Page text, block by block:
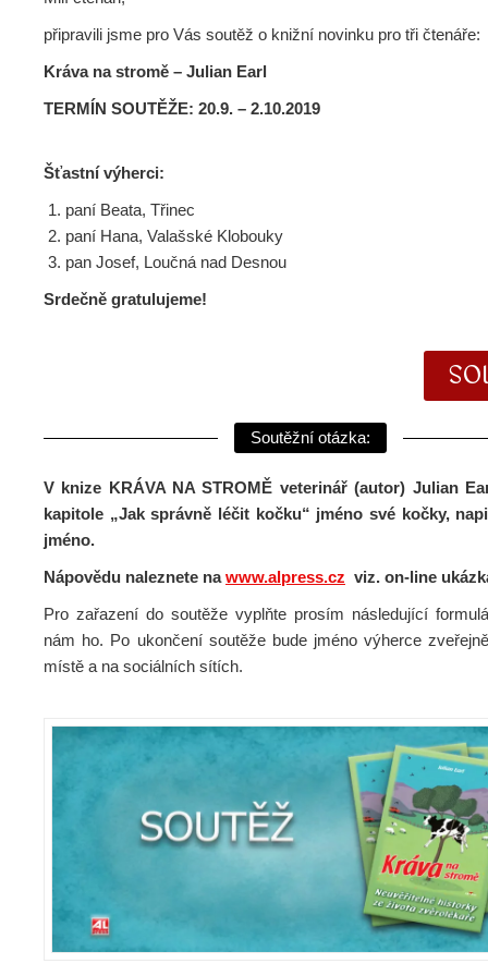
připravili jsme pro Vás soutěž o knižní novinku pro tři čtenáře:
Kráva na stromě – Julian Earl
TERMÍN SOUTĚŽE: 20.9. – 2.10.2019
Šťastní výherci:
paní Beata, Třinec
paní Hana, Valašské Klobouky
pan Josef, Loučná nad Desnou
Srdečně gratulujeme!
Soutěžní otázka:
V knize KRÁVA NA STROMĚ veterinář (autor) Julian
kapitole „Jak správně léčit kočku“ jméno své kočky,
jméno.
Nápovědu naleznete nawww.alpress.cz viz. on-line
Pro zařazení do soutěže vyplňte prosím následující
nám ho. Po ukončení soutěže bude jméno výherce
místě a na sociálních sítích.